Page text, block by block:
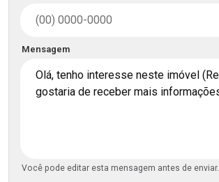
Mensagem
Você pode editar esta mensagem antes de enviar.